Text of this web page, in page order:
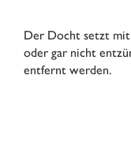
Der Docht setzt mit
oder gar nicht
entfernt werden.